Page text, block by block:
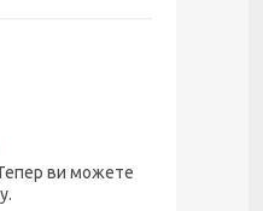
Тепер ви можете